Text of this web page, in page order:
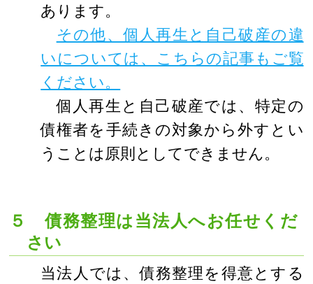
あります。
その他、個人再生と自己破産の違
いについては、こちらの記事もご覧
ください。
個人再生と自己破産では、特定の
債権者を手続きの対象から外すとい
うことは原則としてできません。
５ 債務整理は当法人へお任せくだ
さい
当法人では、債務整理を得意とする